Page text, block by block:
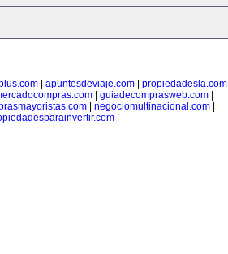
apuntesdeviaje.com propiedadesla.com
guiadecomprasweb.com
| negociomultinacional.com|